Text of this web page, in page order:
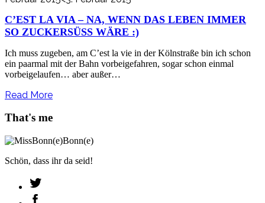
C’EST LA VIA – NA, WENN DAS LEBEN IMMER
SO ZUCKERSÜSS WÄRE :)
Ich muss zugeben, am C’est la vie in der Kölnstraße bin ich schon
ein paarmal mit der Bahn vorbeigefahren, sogar schon einmal
vorbeigelaufen… aber außer…
Read More
That's me
Schön, dass ihr da seid!